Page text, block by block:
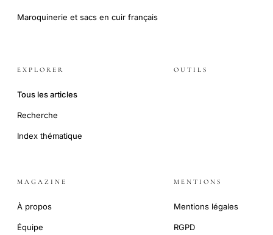
Maroquinerie et sacs en cuir français
EXPLORER
Tous les articles
Recherche
Index thématique
OUTILS
MAGAZINE
À propos
Équipe
MENTIONS
Mentions légales
RGPD